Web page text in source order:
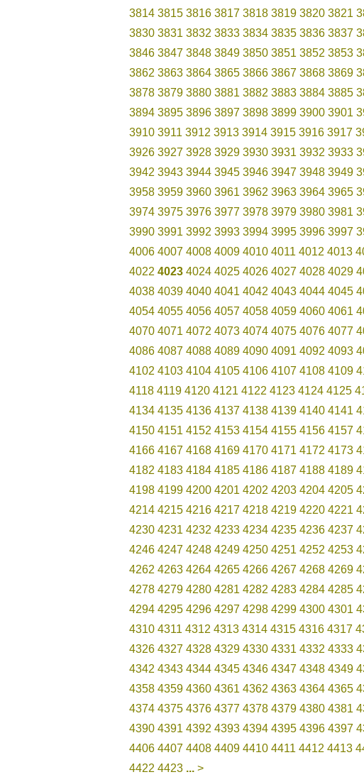
3814 3815 3816 3817 3818 3819 3820 3821
3830 3831 3832 3833 3834 3835 3836 3837
3846 3847 3848 3849 3850 3851 3852 3853
3862 3863 3864 3865 3866 3867 3868 3869
3878 3879 3880 3881 3882 3883 3884 3885
3894 3895 3896 3897 3898 3899 3900 3901
3910 3911 3912 3913 3914 3915 3916 3917
3926 3927 3928 3929 3930 3931 3932 3933
3942 3943 3944 3945 3946 3947 3948 3949
3958 3959 3960 3961 3962 3963 3964 3965
3974 3975 3976 3977 3978 3979 3980 3981
3990 3991 3992 3993 3994 3995 3996 3997
4006 4007 4008 4009 4010 4011 4012 4013
4022 4023 4024 4025 4026 4027 4028 4029
4038 4039 4040 4041 4042 4043 4044 4045
4054 4055 4056 4057 4058 4059 4060 4061
4070 4071 4072 4073 4074 4075 4076 4077
4086 4087 4088 4089 4090 4091 4092 4093
4102 4103 4104 4105 4106 4107 4108 4109
4118 4119 4120 4121 4122 4123 4124 4125
4134 4135 4136 4137 4138 4139 4140 4141
4150 4151 4152 4153 4154 4155 4156 4157
4166 4167 4168 4169 4170 4171 4172 4173
4182 4183 4184 4185 4186 4187 4188 4189
4198 4199 4200 4201 4202 4203 4204 4205
4214 4215 4216 4217 4218 4219 4220 4221
4230 4231 4232 4233 4234 4235 4236 4237
4246 4247 4248 4249 4250 4251 4252 4253
4262 4263 4264 4265 4266 4267 4268 4269
4278 4279 4280 4281 4282 4283 4284 4285
4294 4295 4296 4297 4298 4299 4300 4301
4310 4311 4312 4313 4314 4315 4316 4317
4326 4327 4328 4329 4330 4331 4332 4333
4342 4343 4344 4345 4346 4347 4348 4349
4358 4359 4360 4361 4362 4363 4364 4365
4374 4375 4376 4377 4378 4379 4380 4381
4390 4391 4392 4393 4394 4395 4396 4397
4406 4407 4408 4409 4410 4411 4412 4413
4422 4423 ... >